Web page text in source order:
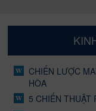
CHIẾN LƯỢC
HÒA
5 CHIẾN THUẬT